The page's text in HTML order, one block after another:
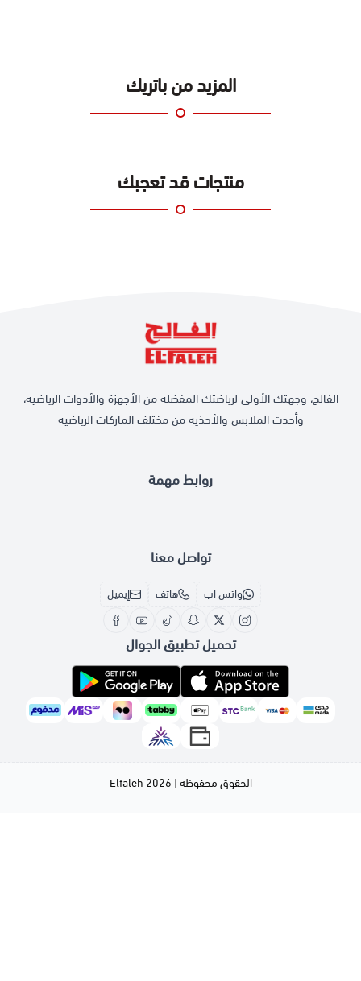
المزيد من باتريك
منتجات قد تعجبك
روابط مهمة
الفالح، وجهتك الأولى لرياضتك المفضلة من الأجهزة والأدوات الرياضية،
وأحدث الملابس والأحذية من مختلف الماركات الرياضية
تواصل معنا
واتس اب هاتف إيميل
تحميل تطبيق الجوال
الحقوق محفوظة | 2026 Elfaleh